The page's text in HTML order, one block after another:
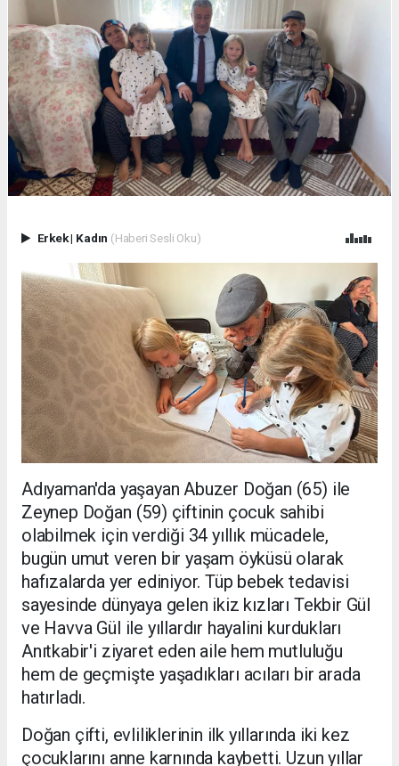
Erkek| Kadın (Haberi Sesli Oku)
Adıyaman'da yaşayan Abuzer Doğan (65) ile
Zeynep Doğan (59) çiftinin çocuk sahibi
olabilmek için verdiği 34 yıllık mücadele,
bugün umut veren bir yaşam öyküsü olarak
hafızalarda yer ediniyor. Tüp bebek tedavisi
sayesinde dünyaya gelen ikiz kızları Tekbir Gül
ve Havva Gül ile yıllardır hayalini kurdukları
Anıtkabir'i ziyaret eden aile hem mutluluğu
hem de geçmişte yaşadıkları acıları bir arada
hatırladı.
Doğan çifti, evliliklerinin ilk yıllarında iki kez
çocuklarını anne karnında kaybetti. Uzun yıllar